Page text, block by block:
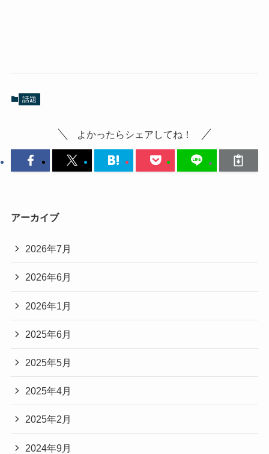
話題
よかったらシェアしてね！
アーカイブ
2026年7月
2026年6月
2026年1月
2025年6月
2025年5月
2025年4月
2025年2月
2024年9月